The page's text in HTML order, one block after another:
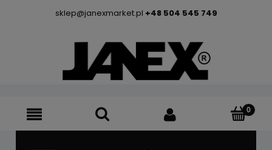
sklep@janexmarket.pl +48 504 545 749